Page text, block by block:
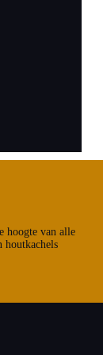
hoogte van alle
houtkachels